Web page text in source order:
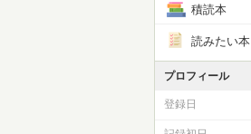
積読本
読みたい本
プロフィール
登録日